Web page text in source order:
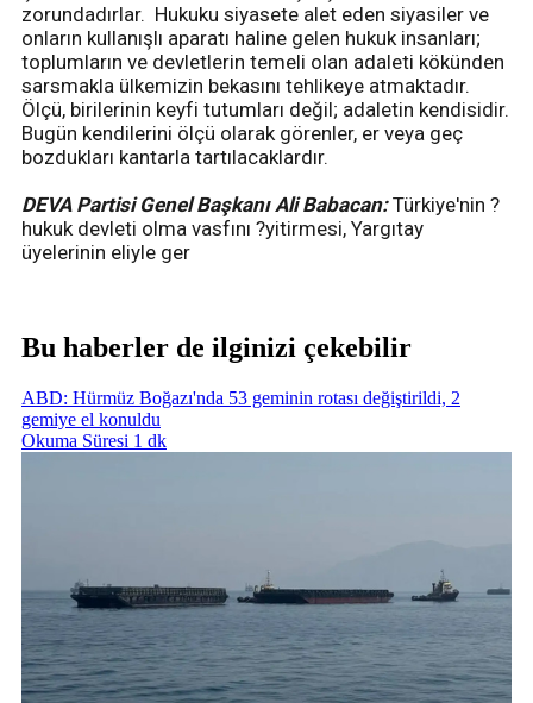
zorundadırlar. Hukuku siyasete alet eden siyasiler ve
onların kullanışlı aparatı haline gelen hukuk insanları;
toplumların ve devletlerin temeli olan adaleti kökünden
sarsmakla ülkemizin bekasını tehlikeye atmaktadır.
Ölçü, birilerinin keyfi tutumları değil; adaletin kendisidir.
Bugün kendilerini ölçü olarak görenler, er veya geç
bozdukları kantarla tartılacaklardır.
DEVA Partisi Genel Başkanı Ali Babacan:Türkiye'nin ?
hukuk devleti olma vasfını ?yitirmesi, Yargıtay
üyelerinin eliyle ger
Bu haberler de ilginizi çekebilir
ABD: Hürmüz Boğazı'nda 53 geminin rotası değiştirildi, 2
gemiye el konuldu
Okuma Süresi 1 dk